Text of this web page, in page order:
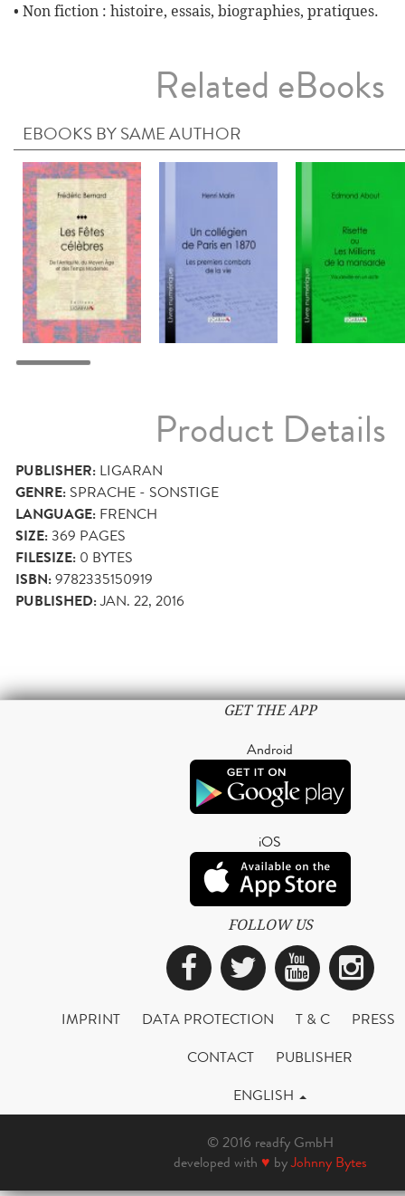
• Non fiction : histoire, essais, biographies, pratiques.
Related eBooks
EBOOKS BY SAME AUTHOR
Product Details
PUBLISHER: LIGARAN
GENRE: SPRACHE - SONSTIGE
LANGUAGE: FRENCH
SIZE:369 PAGES
FILESIZE: 0 BYTES
ISBN:9782335150919
PUBLISHED:JAN. 22, 2016
GET THE APP
Android
iOS
FOLLOW US
Facebook
Twitter
IMPRINT DATA PROTECTION T & C
PRESS
CONTACT
PUBLISHER
ENGLISH
© 2016 readfy GmbH
developed with ♥ byJohnny Bytes